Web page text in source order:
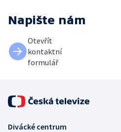
Napište nám
Otevřít
kontaktní
formulář
Divácké centrum